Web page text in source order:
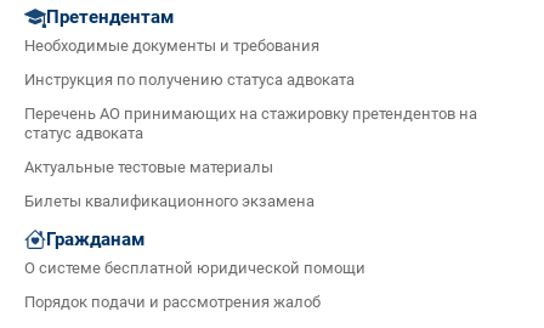
Претендентам
Необходимые документы и требования
Инструкция по получению статуса адвоката
Перечень АО принимающих на стажировку претендентов на
статус адвоката
Актуальные тестовые материалы
Билеты квалификационного экзамена
Гражданам
О системе бесплатной юридической помощи
Порядок подачи и рассмотрения жалоб